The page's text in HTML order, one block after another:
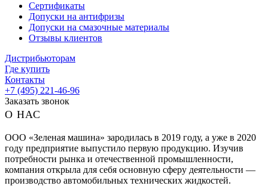
Сертификаты
Допуски на антифризы
Допуски на смазочные материалы
Отзывы клиентов
Дистрибьюторам
Где купить
Контакты
+7 (495) 221-46-96
Заказать звонок
О НАС
ООО «Зеленая машина» зародилась в 2019 году, а уже в 2020
году предприятие выпустило первую продукцию. Изучив
потребности рынка и отечественной промышленности,
компания открыла для себя основную сферу деятельности —
производство автомобильных технических жидкостей.